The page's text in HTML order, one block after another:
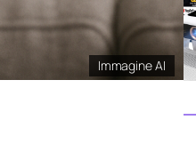
Immagine AI